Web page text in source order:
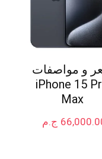
و مواصفات
iPhone 15
Max
ج.م